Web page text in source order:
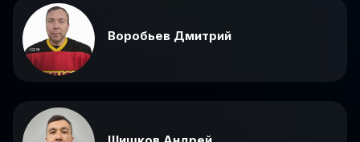
Воробьев Дмитрий